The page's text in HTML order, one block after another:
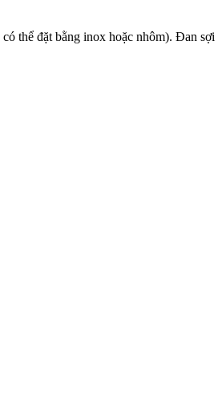
thể đặt bằng inox hoặc nhôm). Đan